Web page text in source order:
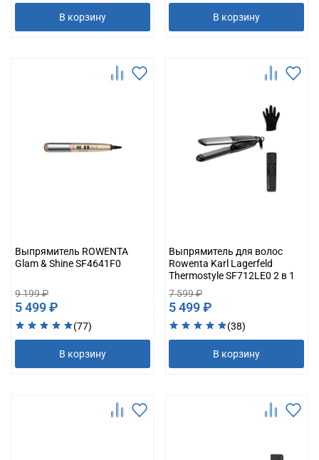
В корзину В корзину
Выпрямитель ROWENTA
Glam & Shine SF4641F0
9 199 ₽
5 499 ₽
(77)
В корзину
Выпрямитель для волос
Rowenta Karl Lagerfeld
Thermostyle SF712LE0 2 в 1
7 599 ₽
5 499 ₽
(38)
В корзину